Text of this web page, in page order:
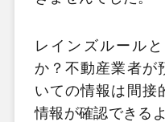
レインズルール
か？不動産業者が
いての情報は間接
情報が確認できる